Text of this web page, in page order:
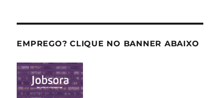
EMPREGO? CLIQUE NO BANNER ABAIXO